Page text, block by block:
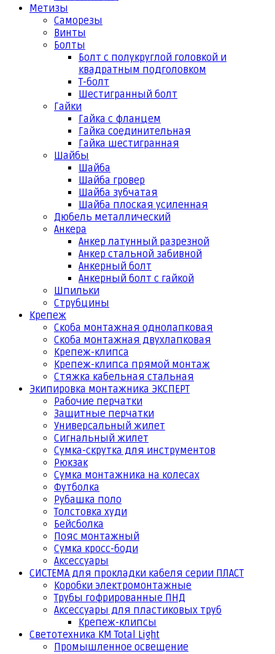
Метизы
Саморезы
Винты
Болты
Болт с полукруглой головкой и
квадратным подголовком
Т-болт
Шестигранный болт
Гайки
Гайка с фланцем
Гайка соединительная
Гайка шестигранная
Шайбы
Шайба
Шайба гровер
Шайба зубчатая
Шайба плоская усиленная
Дюбель металлический
Анкера
Анкер латунный разрезной
Анкер стальной забивной
Анкерный болт
Анкерный болт с гайкой
Шпильки
Струбцины
Крепеж
Скоба монтажная однолапковая
Скоба монтажная двухлапковая
Крепеж-клипса
Крепеж-клипса прямой монтаж
Стяжка кабельная стальная
Экипировка монтажника ЭКСПЕРТ
Рабочие перчатки
Защитные перчатки
Универсальный жилет
Сигнальный жилет
Сумка-скрутка для инструментов
Рюкзак
Сумка монтажника на колесах
Футболка
Рубашка поло
Толстовка худи
Бейсболка
Пояс монтажный
Сумка кросс-боди
Аксессуары
СИСТЕМА для прокладки кабеля серии ПЛАСТ
Коробки электромонтажные
Трубы гофрированные ПНД
Аксессуары для пластиковых труб
Крепеж-клипсы
Светотехника КМ Total Light
Промышленное освещение